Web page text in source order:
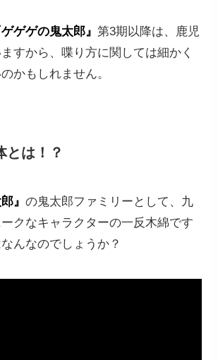
ゲゲゲの鬼太郎』第3期以降は、鹿児
すから、喋り方に関しては細かく
かもしれません。
とは！？
郎』の鬼太郎ファミリーとして、九
クなキャラクターの一反木綿です
んなのでしょうか？